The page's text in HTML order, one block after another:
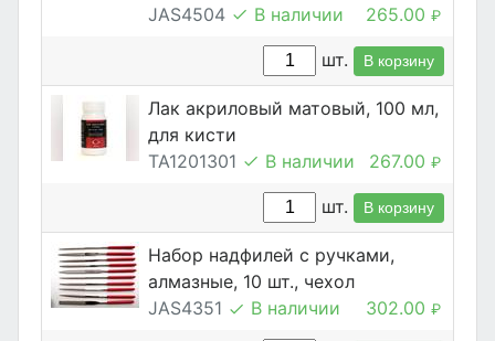
JAS4504
В наличии 265.00 ₽
шт. В корзину
Лак акриловый матовый, 100 мл,
для кисти
TA1201301
В наличии 267.00 ₽
шт. В корзину
Набор надфилей с ручками,
алмазные, 10 шт., чехол
JAS4351
В наличии 302.00 ₽